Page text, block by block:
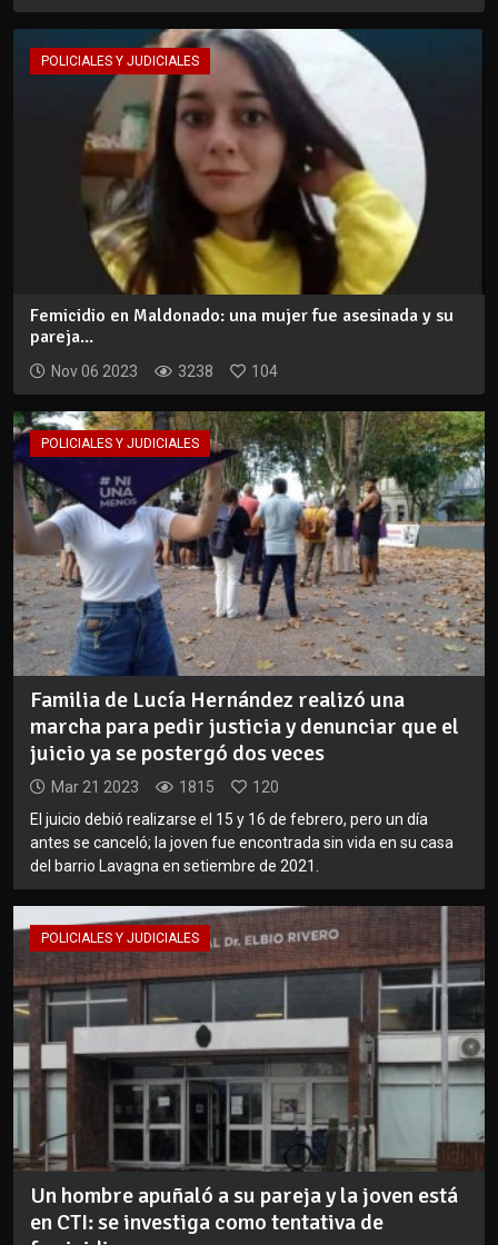
POLICIALES Y JUDICIALES
Femicidio en Maldonado: una mujer fue asesinada y su
pareja...
Nov 06 2023 3238 104
POLICIALES Y JUDICIALES
Familia de Lucía Hernández realizó una
marcha para pedir justicia y denunciar que el
juicio ya se postergó dos veces
Mar 21 2023 1815
120
El juicio debió realizarse el 15 y 16 de febrero, pero un día
antes se canceló; la joven fue encontrada sin vida en su casa
del barrio Lavagna en setiembre de 2021.
POLICIALES Y JUDICIALES
Un hombre apuñaló a su pareja y la joven está
en CTI: se investiga como tentativa de